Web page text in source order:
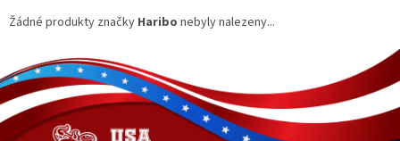
Žádné produkty značky Haribo nebyly nalezeny...
á
p
a